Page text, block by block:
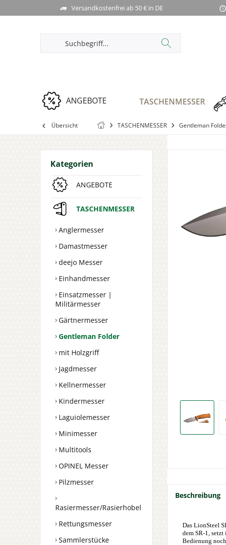
Versandkostenfrei ab 50 € in DE
ANGEBOTE TASCHENMESSER
Übersicht TASCHENMESSER Gentleman
Kategorien
ANGEBOTE
TASCHENMESSER
Anglermesser
Damastmesser
deejo Messer
Einhandmesser
Einsatzmesser |
Militärmesser
Gärtnermesser
Gentleman Folder
mit Holzgriff
Jagdmesser
Kellnermesser
Kindermesser
Laguiolemesser
Minimesser
Multitools
OPINEL Messer
Pilzmesser
Rasiermesser/Rasierhobel
Rettungsmesser
Sammlerstücke
Beschreibung
Das LionSteel
dem SR-1,
Bedienung